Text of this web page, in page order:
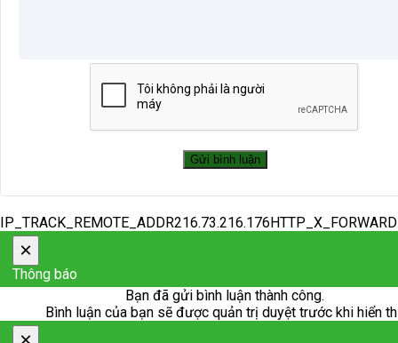
×
Thông báo
Bạn đã gửi bình luận thành công.
Bình luận của bạn sẽ được quản trị duyệt trước khi hiển